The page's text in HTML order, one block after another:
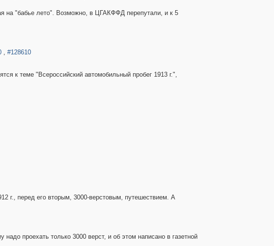
на "бабье лето". Возможно, в ЦГАКФФД перепутали, и к 5
, #128610
к теме "Всероссийский автомобильный пробег 1913 г.",
г., перед его вторым, 3000-верстовым, путешествием. А
проехать только 3000 верст, и об этом написано в газетной